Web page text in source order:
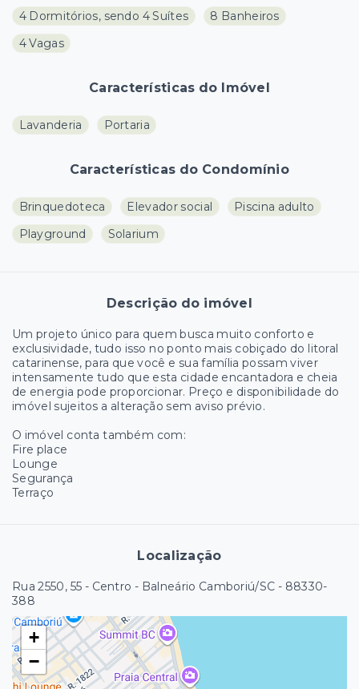
4 Dormitórios, sendo 4 Suítes
8 Banheiros
4 Vagas
Características do Imóvel
Lavanderia Portaria
Características do Condomínio
Brinquedoteca Elevador social
Piscina adulto
Playground
Solarium
Descrição do imóvel
Um projeto único para quem busca muito conforto e
exclusividade, tudo isso no ponto mais cobiçado do litoral
catarinense, para que você e sua família possam viver
intensamente tudo que esta cidade encantadora e cheia
de energia pode proporcionar. Preço e disponibilidade do
imóvel sujeitos a alteração sem aviso prévio.
O imóvel conta também com:
Fire place
Lounge
Segurança
Terraço
Localização
Rua 2550, 55 - Centro - Balneário Camboriú/SC - 88330-
388
+
−